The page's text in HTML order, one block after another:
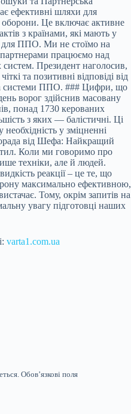
ефективні шляхи для
оборони. Це включає активне
з країнами, які мають у
для ППО. Ми не стоїмо на
партнерами працюємо над
Президент наголосив,
та позитивні відповіді від
системи ППО. ### Цифри, що
ворог здійснив масовану
понад 1730 керованих
з яких — балістичні. Ці
у зміцненні
від Шефа: Найкращий
тил. Коли ми говоримо про
техніки, але й людей.
реакції – це те, що
максимально ефективною,
Тому, окрім запитів на
увагу підготовці наших
varta1.com.ua
Обов’язкові поля